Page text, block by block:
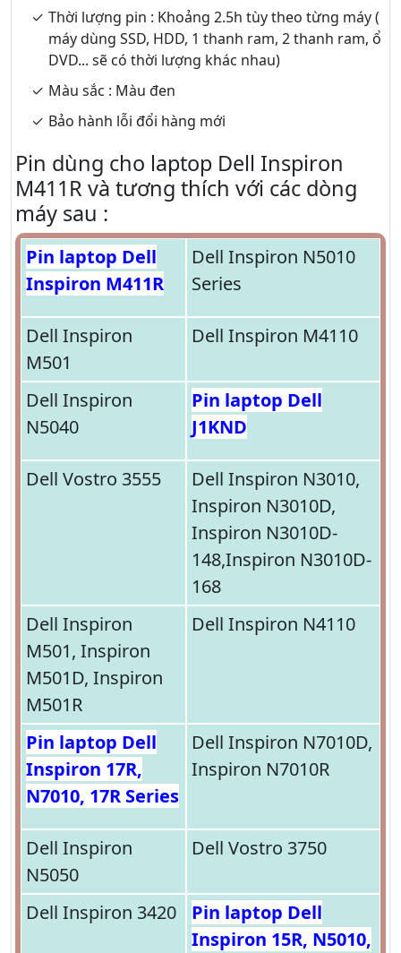
Thời lượng pin : Khoảng 2.5h tùy theo từng máy (
máy dùng SSD, HDD, 1 thanh ram, 2 thanh ram, ổ
DVD... sẽ có thời lượng khác nhau)
Màu sắc : Màu đen
Bảo hành lỗi đổi hàng mới
Pin dùng cho laptop Dell Inspiron
M411R và tương thích với các dòng
máy sau :
Pin laptop Dell
Inspiron M411R
Dell Inspiron N5010
Series
Dell Inspiron
M501
Dell Inspiron M4110
Dell Inspiron
N5040
Pin laptop Dell
J1KND
Dell Vostro 3555
Dell Inspiron N3010,
Inspiron N3010D,
Inspiron N3010D-
148,Inspiron N3010D-
168
Dell Inspiron
M501, Inspiron
M501D, Inspiron
M501R
Dell Inspiron N4110
Pin laptop Dell
Inspiron 17R,
N7010, 17R Series
Dell Inspiron N7010D,
Inspiron N7010R
Dell Inspiron
N5050
Dell Vostro 3750
Dell Inspiron 3420
Pin laptop Dell
Inspiron 15R, N5010,